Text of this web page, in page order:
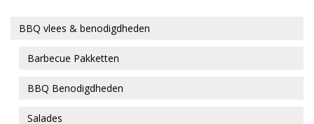
BBQ vlees & benodigdheden
Barbecue Pakketten
BBQ Benodigdheden
Salades